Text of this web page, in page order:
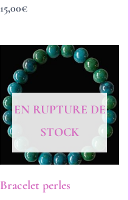
15,00€
EN RUPTURE DE
STOCK
Bracelet perles